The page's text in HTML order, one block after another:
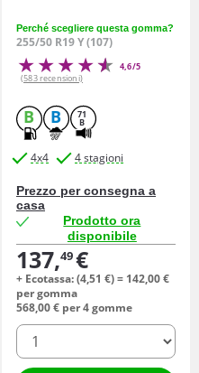
Perché scegliere questa gomma?
255/50 R19 Y (107)
4,6/5
(583 recensioni)
B B 71
B
4x4 4 stagioni
Prezzo per consegna a
casa
Prodotto ora
disponibile
137,49€
+ Ecotassa: (4,51 €) = 142,00€
per gomma
568,00€ per 4 gomme
quantità